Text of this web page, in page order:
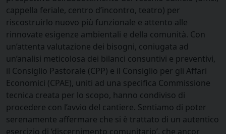
cappella feriale, centro d’incontro, teatro) per
riscostruirlo nuovo più funzionale e attento alle
rinnovate esigenze ambientali e della comunità. Con
un’attenta valutazione dei bisogni, coniugata ad
un’analisi meticolosa dei bilanci consuntivi e preventivi,
il Consiglio Pastorale (CPP) e il Consiglio per gli Affari
Economici (CPAE), uniti ad una specifica Commissione
tecnica creata per lo scopo, hanno condiviso di
procedere con l’avvio del cantiere. Sentiamo di poter
serenamente affermare che si è trattato di un autentico
esercizio di ‘discernimento comunitario’, che ancor